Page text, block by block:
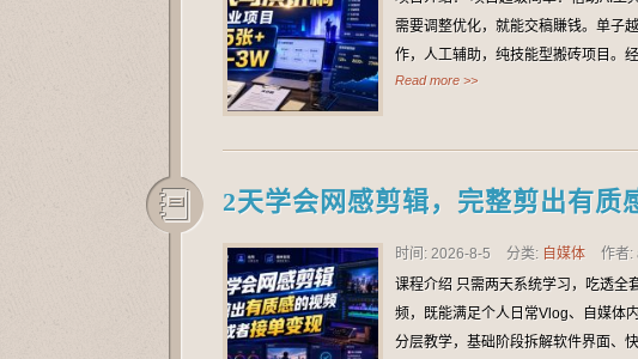
需要调整优化，就能交稿賺钱。单子
作，人工辅助，纯技能型搬砖项目。
Read more >>
2天学会网感剪辑，完整剪出有质
时间: 2026-8-5 分类: 自媒体 作者:
课程介绍 只需两天系统学习，吃透全
频，既能满足个人日常Vlog、自媒体
分层教学，基础阶段拆解软件界面